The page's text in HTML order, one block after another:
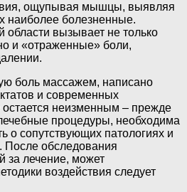
ощупывая мышцы, выявляя
наиболее болезненные.
области вызывает не только
и «отраженные» боли,
боль массажем, написано
и современных
остается неизменным – прежде
процедуры, необходима
о сопутствующих патологиях и
После обследования
за лечение, может
воздействия следует